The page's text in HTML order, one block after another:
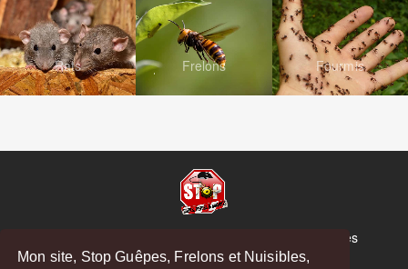
Mon site, Stop Guêpes, Frelons et Nuisibles,
Rats Frelons Fourmis
© Copyright 2026 Stop Guêpes, Frelons et Nuisibles
Mentions légales